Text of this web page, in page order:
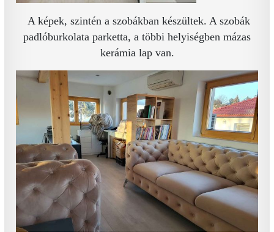
A képek, szintén a szobákban készültek. A szobák
padlóburkolata parketta, a többi helyiségben mázas
kerámia lap van.